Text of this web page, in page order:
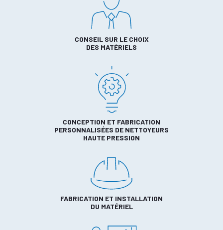
CONSEIL SUR LE CHOIX
DES MATÉRIELS
CONCEPTION ET FABRICATION
PERSONNALISÉES DE NETTOYEURS
HAUTE PRESSION
FABRICATION ET INSTALLATION
DU MATÉRIEL